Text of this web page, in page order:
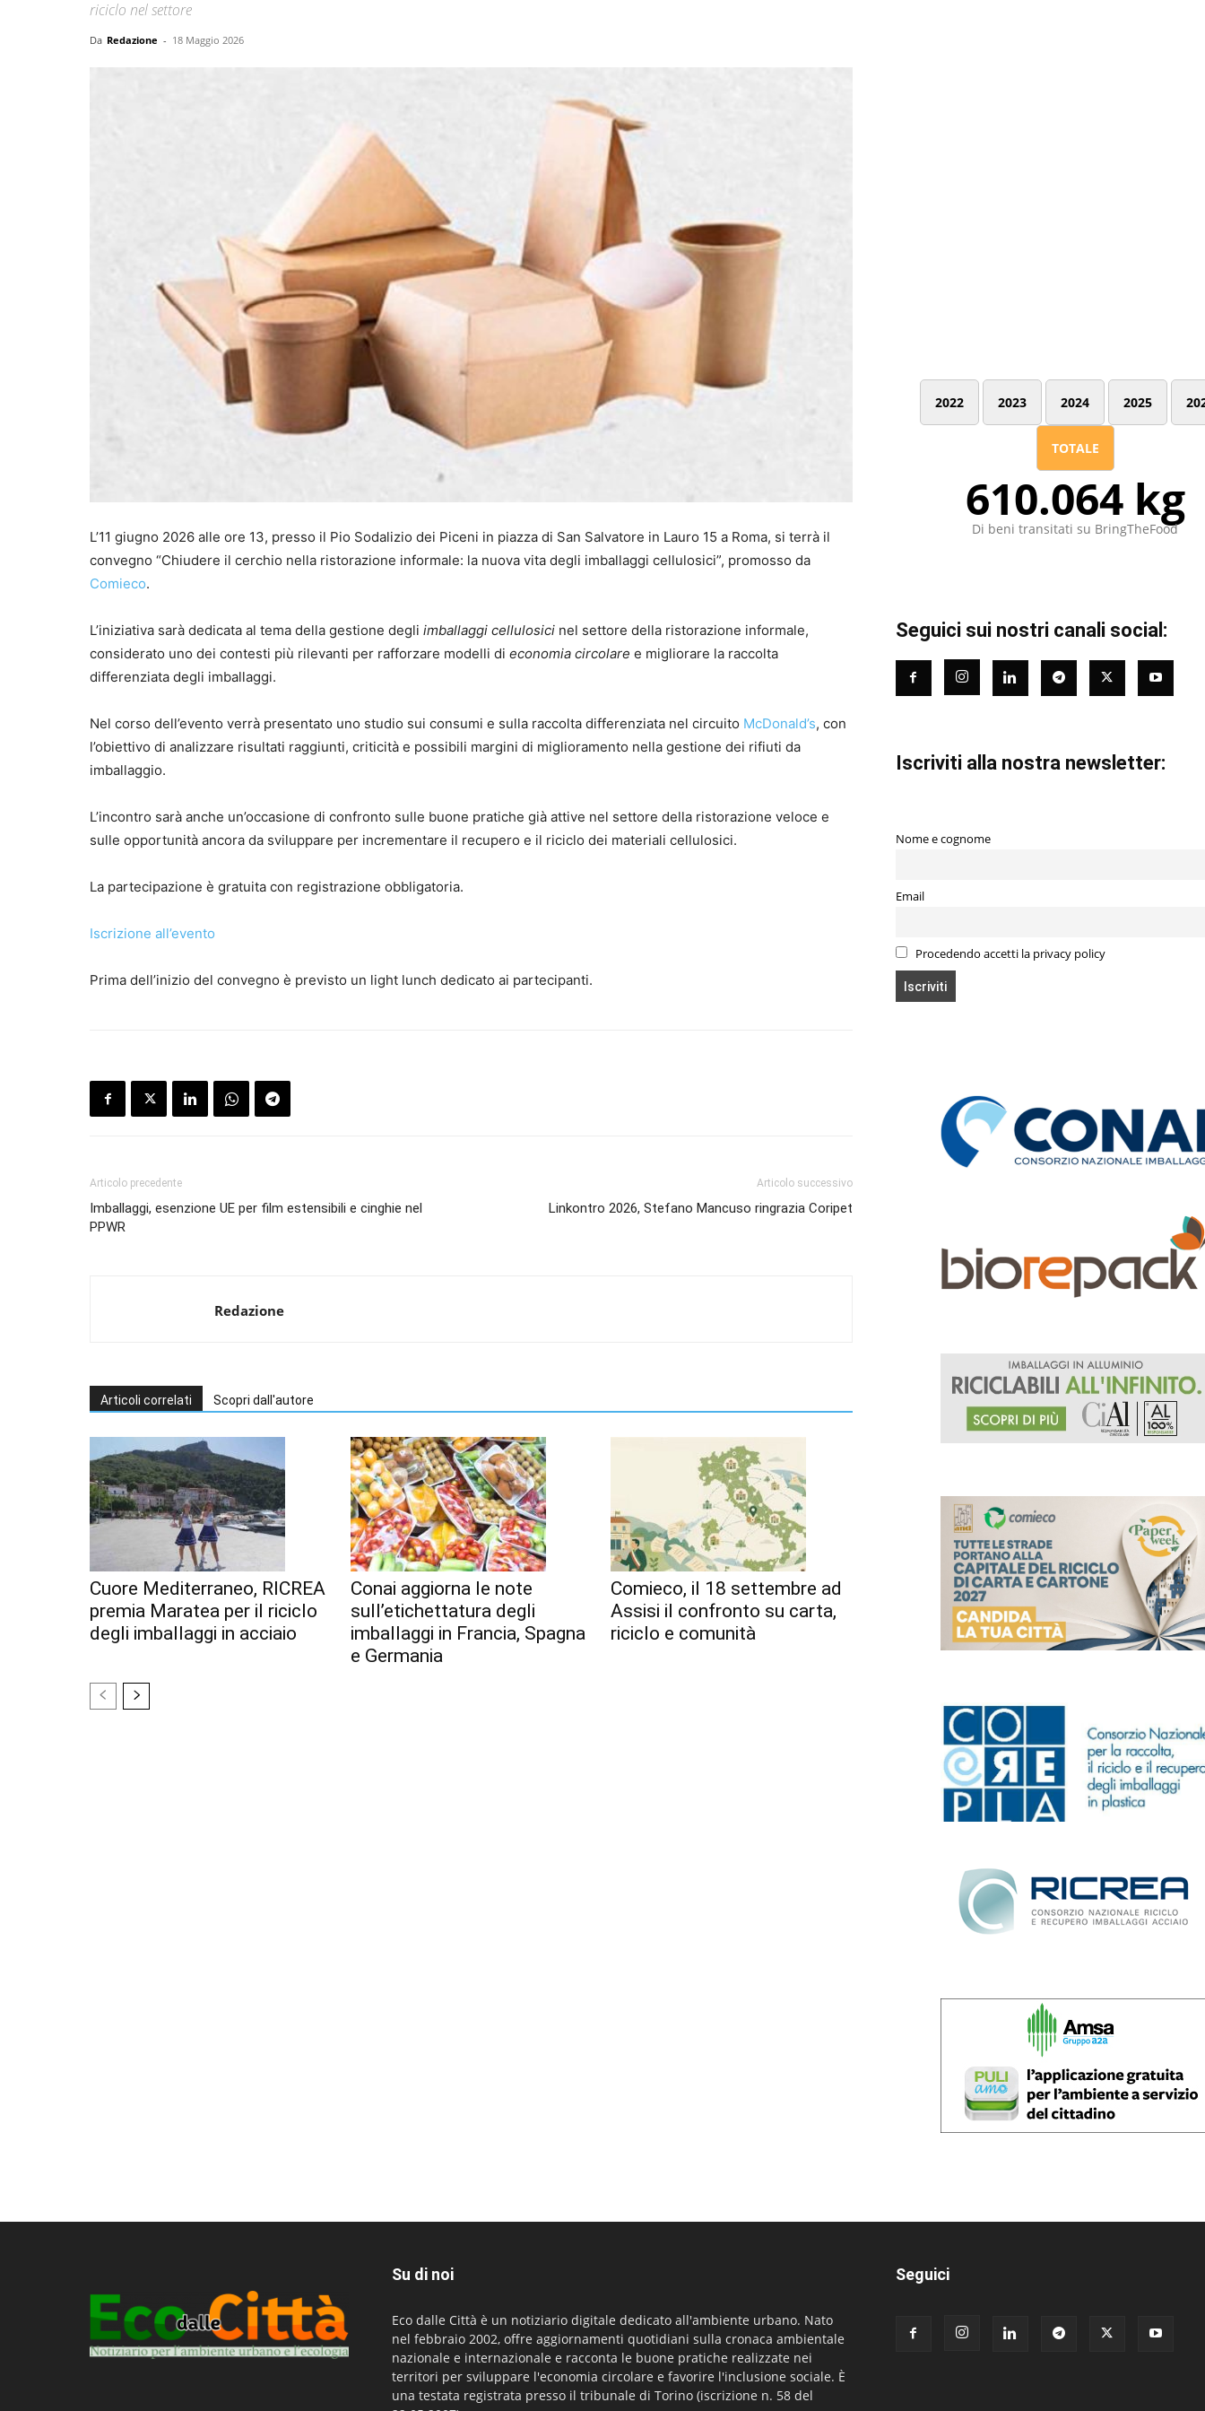
riciclo nel settore
Da Redazione - 18 Maggio 2026
L’11 giugno 2026 alle ore 13, presso il Pio Sodalizio dei Piceni in piazza di San Salvatore in Lauro 15 a Roma, si terrà il
convegno “Chiudere il cerchio nella ristorazione informale: la nuova vita degli imballaggi cellulosici”, promosso da
Comieco.
L’iniziativa sarà dedicata al tema della gestione degli imballaggi cellulosici nel settore della ristorazione informale,
considerato uno dei contesti più rilevanti per rafforzare modelli di economia circolare e migliorare la raccolta
differenziata degli imballaggi.
Nel corso dell’evento verrà presentato uno studio sui consumi e sulla raccolta differenziata nel circuito McDonald’s, con
l’obiettivo di analizzare risultati raggiunti, criticità e possibili margini di miglioramento nella gestione dei rifiuti da
imballaggio.
L’incontro sarà anche un’occasione di confronto sulle buone pratiche già attive nel settore della ristorazione veloce e
sulle opportunità ancora da sviluppare per incrementare il recupero e il riciclo dei materiali cellulosici.
La partecipazione è gratuita con registrazione obbligatoria.
Iscrizione all’evento
Prima dell’inizio del convegno è previsto un light lunch dedicato ai partecipanti.
Articolo precedente
Imballaggi, esenzione UE per film estensibili e cinghie nel
PPWR
Articolo successivo
Linkontro 2026, Stefano Mancuso ringrazia Coripet
Redazione
Articoli correlati Scopri dall'autore
Cuore Mediterraneo, RICREA
premia Maratea per il riciclo
degli imballaggi in acciaio
Conai aggiorna le note
sull’etichettatura degli
imballaggi in Francia, Spagna
e Germania
Comieco, il 18 settembre ad
Assisi il confronto su carta,
riciclo e comunità
2022 2023 2024 2025
TOTALE
610.064 kg
Di beni transitati su BringTheFood
Seguici sui nostri canali social:
Iscriviti alla nostra newsletter:
Nome e cognome
Email
Procedendo accetti la privacy policy
Su di noi
Eco dalle Città è un notiziario digitale dedicato all'ambiente urbano. Nato
nel febbraio 2002, offre aggiornamenti quotidiani sulla cronaca ambientale
nazionale e internazionale e racconta le buone pratiche realizzate nei
territori per sviluppare l'economia circolare e favorire l'inclusione sociale. È
una testata registrata presso il tribunale di Torino (iscrizione n. 58 del
Seguici